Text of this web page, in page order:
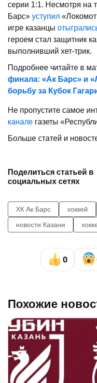
серии 1:1. Несмотря на
Барс» уступил
игре казанцы
героем стал защитник
выполнивший хет-трик.
Подробнее читайте в
финала: «Ак Барс» и
борьбу за Кубок
Не пропустите самое
канале газеты
Больше статей и
Поделиться статьей в
социальных сетях
ХК Ак Барс хоккей
новости Казани
0
Похожие